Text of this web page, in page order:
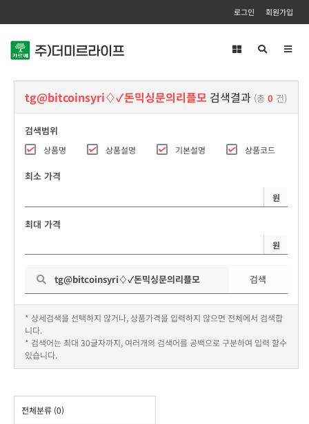
로그인 회원가입
tg@bitcoinsyri♢✓돈믹싱문의리플모 검색결과 (총 0 건)
검색범위
상품명 상품설명 기본설명 상품코드
최소 가격
원
최대 가격
원
검색
* 상세검색을 선택하지 않거나, 상품가격을 입력하지 않으면 전체에서 검색합
니다.
* 검색어는 최대 30글자까지, 여러개의 검색어를 공백으로 구분하여 입력 할수
있습니다.
전체분류 (0)